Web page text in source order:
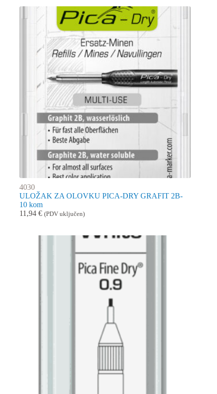
4030
ULOŽAK ZA OLOVKU PICA-DRY GRAFIT 2B-
10 kom
11,94 € (PDV uključen)